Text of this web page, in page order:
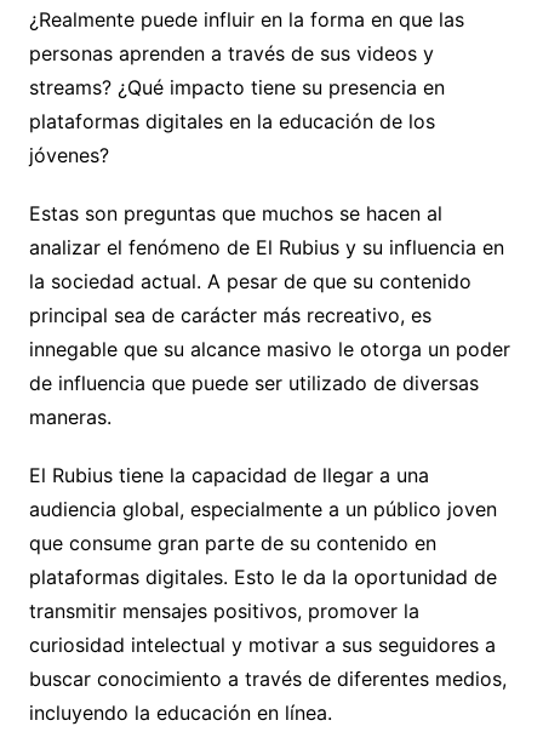
¿Realmente puede influir en la forma en que las
personas aprenden a través de sus videos y
streams? ¿Qué impacto tiene su presencia en
plataformas digitales en la educación de los
jóvenes?
Estas son preguntas que muchos se hacen al
analizar el fenómeno de El Rubius y su influencia en
la sociedad actual. A pesar de que su contenido
principal sea de carácter más recreativo, es
innegable que su alcance masivo le otorga un poder
de influencia que puede ser utilizado de diversas
maneras.
El Rubius tiene la capacidad de llegar a una
audiencia global, especialmente a un público joven
que consume gran parte de su contenido en
plataformas digitales. Esto le da la oportunidad de
transmitir mensajes positivos, promover la
curiosidad intelectual y motivar a sus seguidores a
buscar conocimiento a través de diferentes medios,
incluyendo la educación en línea.